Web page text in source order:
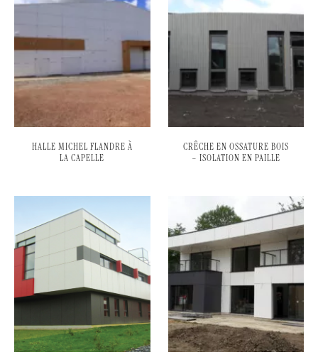
HALLE MICHEL FLANDRE À
LA CAPELLE
CRÊCHE EN OSSATURE BOIS
– ISOLATION EN PAILLE